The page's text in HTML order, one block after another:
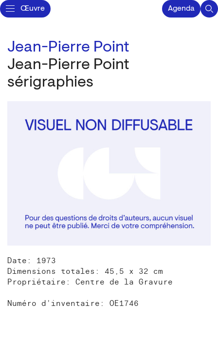
Œuvre Agenda
Jean-Pierre Point
Jean-Pierre Point
sérigraphies
Date: 1973
Dimensions totales: 45,5 x 32 cm
Propriétaire: Centre de la Gravure
Numéro d'inventaire: OE1746